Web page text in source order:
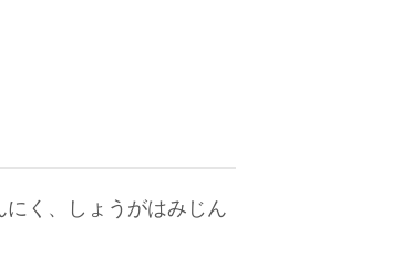
く、しょうがはみじん